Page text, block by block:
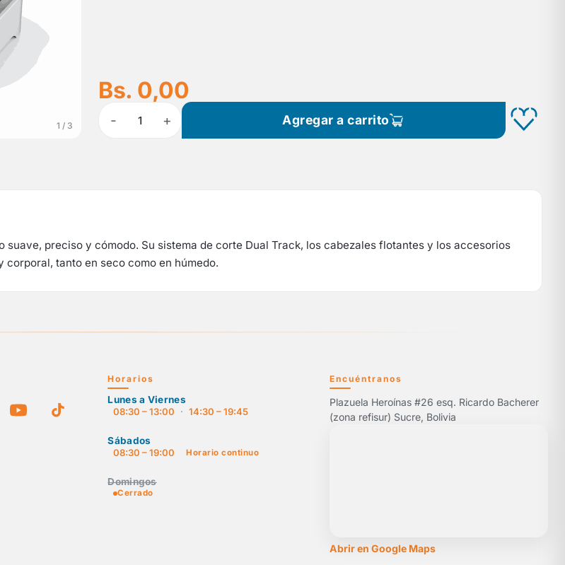
1 / 3
Bs. 0,00
- 1 + Agregar a carrito
preciso y cómodo. Su sistema de corte Dual Track, los cabezales flotantes y los accesorios
tanto en seco como en húmedo.
Horarios
Lunes a Viernes
08:30 – 13:00
· 14:30 – 19:45
Sábados
08:30 – 19:00
Horario continuo
Domingos
Cerrado
Encuéntranos
Plazuela Heroínas #26 esq. Ricardo Bacherer
(zona refisur) Sucre, Bolivia
Abrir en Google Maps